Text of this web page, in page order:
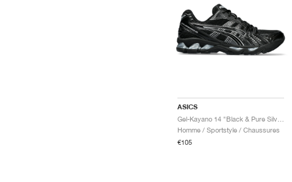
ASICS
Homme / Sportstyle / Chaussures
€105